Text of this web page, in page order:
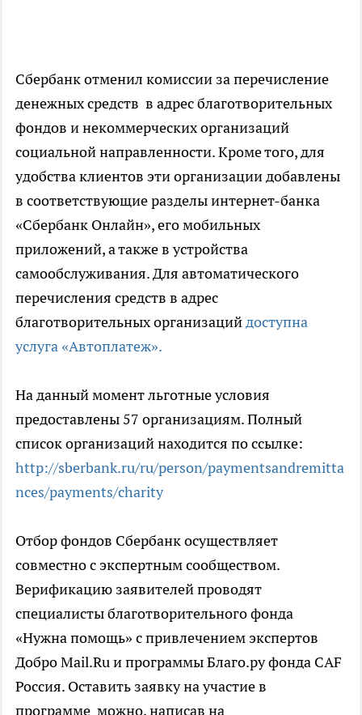
Сбербанк отменил комиссии за перечисление
денежных средств в адрес благотворительных
фондов и некоммерческих организаций
социальной направленности. Кроме того, для
удобства клиентов эти организации добавлены
в соответствующие разделы интернет-банка
«Сбербанк Онлайн», его мобильных
приложений, а также в устройства
самообслуживания. Для автоматического
перечисления средств в адрес
благотворительных организацийдоступна
услуга «Автоплатеж».
На данный момент льготные условия
предоставлены 57 организациям. Полный
список организаций находится по ссылке:
http://sberbank.ru/ru/person/paymentsandremitta
nces/payments/charity
Отбор фондов Сбербанк осуществляет
совместно с экспертным сообществом.
Верификацию заявителей проводят
специалисты благотворительного фонда
«Нужна помощь» с привлечением экспертов
Добро Mail.Ru и программы Благо.ру фонда CAF
Россия. Оставить заявку на участие в
программе можно, написав на